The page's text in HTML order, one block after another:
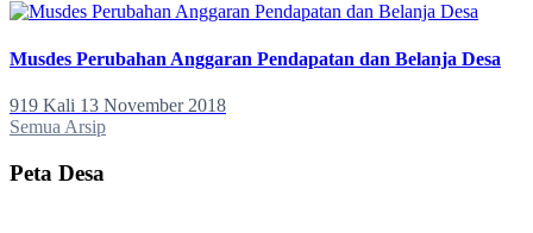
Musdes Perubahan Anggaran Pendapatan dan Belanja Desa
919 Kali 13 November 2018
Semua Arsip
Peta Desa